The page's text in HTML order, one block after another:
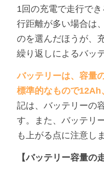
1回の充電で走行で
行距離が多い場合は
のを選んだほうが、
繰り返しによるバッ
バッテリーは、容量
標準的なもので12Ah
記は、バッテリーの
す。また、バッテリ
も上がる点に注意し
【バッテリー容量の